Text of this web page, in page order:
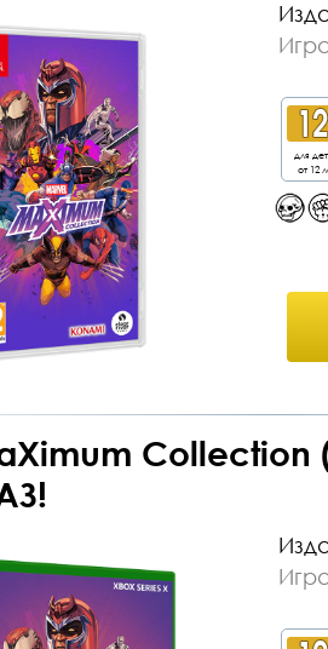
для
от 12
Collection